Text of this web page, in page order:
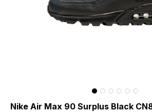
Nike Air Max 90 Surplus Black